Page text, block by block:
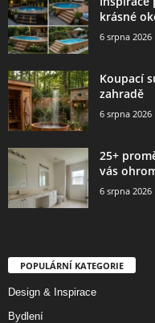
krásné
6 srpna 2026
Koupací
zahradě
6 srpna 2026
25+
vás
6 srpna 2026
POPULÁRNÍ KATEGORIE
Design & Inspirace
Bydlení